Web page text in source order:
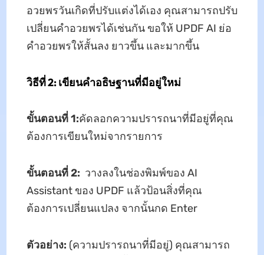
อวยพรวันเกิดที่ปรับแต่งได้เอง คุณสามารถปรับ
เปลี่ยนคำอวยพรได้เช่นกัน ขอให้ UPDF AI ย่อ
คำอวยพรให้สั้นลง ยาวขึ้น และมากขึ้น
วิธีที่ 2: เขียนคำอธิษฐานที่มีอยู่ใหม่
ขั้นตอนที่ 1:คัดลอกความปรารถนาที่มีอยู่ที่คุณ
ต้องการเขียนใหม่จากรายการ
ขั้นตอนที่ 2: วางลงในช่องพิมพ์ของ AI
Assistant ของ UPDF แล้วป้อนสิ่งที่คุณ
ต้องการเปลี่ยนแปลง จากนั้นกด Enter
ตัวอย่าง: (ความปรารถนาที่มีอยู่) คุณสามารถ